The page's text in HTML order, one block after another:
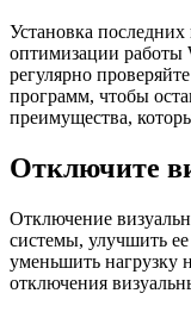
Установка
оптимизации работы
регулярно
программ, чтобы
преимущества,
Отключите
Отключение
системы, улучшить
уменьшить нагрузку
отключения